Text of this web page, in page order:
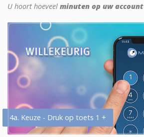
U hoort hoeveel minuten op uw account
4a. Keuze - Druk op toets 1 +